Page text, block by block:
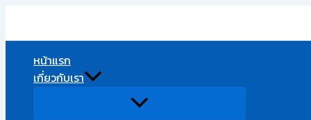
content
หน้าแรก
เกี่ยวกับเรา